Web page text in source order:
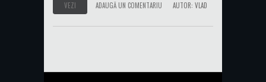
VEZI ADAUGĂ UN COMENTARIU AUTOR: VLAD